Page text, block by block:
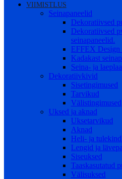
VIIMISTLUS
Seinapaneelid
Dekoratiivsed
Dekoratiivsed
seinapaneelid.
EFFEX Design
Kadakast
Seina- ja
Dekoratiivkivid
Sisetingimused
Tarvikud
Välistingimused
Uksed ja aknad
Uksetarvikud
Aknad
Heli- ja
Lengid ja
Siseuksed
Taaskasutatud
Välisuksed